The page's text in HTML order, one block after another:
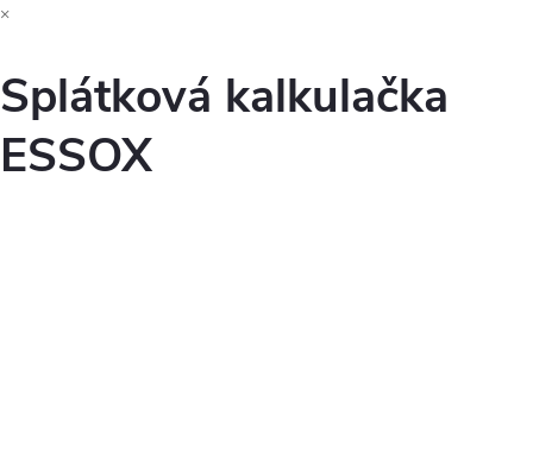
×
Splátková kalkulačka
ESSOX